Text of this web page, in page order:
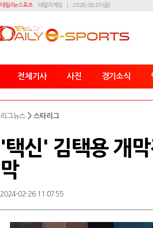
데일리e스포츠 데일리게임 2026.08.07(금)
전체기사 사진 경기소식
리그뉴스 > 스타리그
'택신' 김택용 개
막
2024-02-26 11:07:55